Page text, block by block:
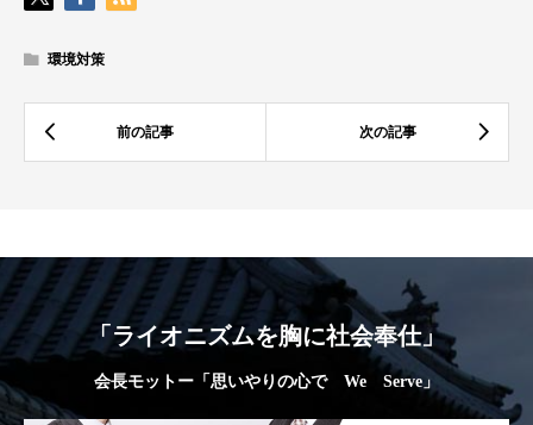
環境対策
「ライオニズムを胸に社会奉仕」
会長モットー「思いやりの心で We Serve」